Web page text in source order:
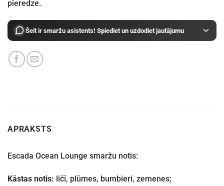
pieredze.
Šeit ir smaržu asistents! Spiediet un uzdodiet jautājumu
APRAKSTS
Escada Ocean Lounge smaržu notis:
Kāstas notis: ličī, plūmes, bumbieri, zemenes;